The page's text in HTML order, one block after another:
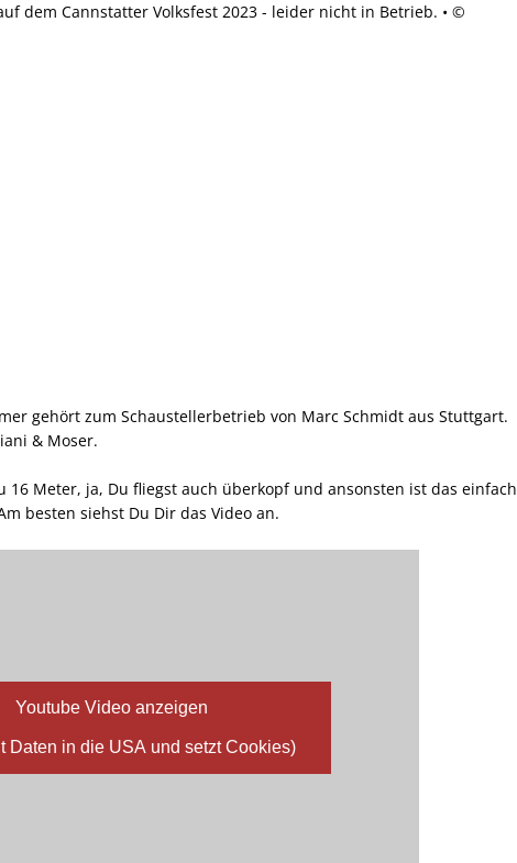
dem Cannstatter Volksfest 2023 - leider nicht in Betrieb. • ©
gehört zum Schaustellerbetrieb von Marc Schmidt aus Stuttgart.
& Moser.
16 Meter, ja, Du fliegst auch überkopf und ansonsten ist das einfach
besten siehst Du Dir das Video an.
Youtube Video anzeigen
Daten in die USA und setzt Cookies)